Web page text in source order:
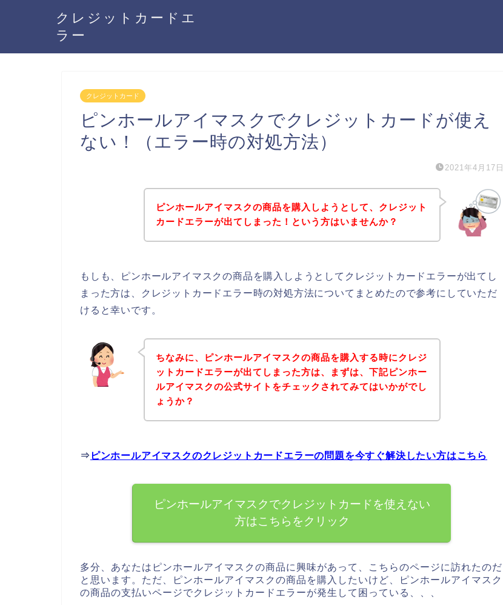
クレジットカードエ
ラー
クレジットカード
ピンホールアイマスクでクレジットカードが使え
ない！（エラー時の対処方法）
2021年4月17日
ピンホールアイマスクの商品を購入しようとして、クレジット
カードエラーが出てしまった！という方はいませんか？
もしも、ピンホールアイマスクの商品を購入しようとしてクレジットカードエラーが出てし
まった方は、クレジットカードエラー時の対処方法についてまとめたので参考にしていただ
けると幸いです。
ちなみに、ピンホールアイマスクの商品を購入する時にクレジ
ットカードエラーが出てしまった方は、まずは、下記ピンホー
ルアイマスクの公式サイトをチェックされてみてはいかがでし
ょうか？
⇒ ピンホールアイマスクのクレジットカードエラーの問題を今すぐ解決したい方はこちら
ピンホールアイマスクでクレジットカードを使えない
方はこちらをクリック
多分、あなたはピンホールアイマスクの商品に興味があって、こちらのページに訪れたのだ
と思います。ただ、ピンホールアイマスクの商品を購入したいけど、ピンホールアイマスク
の商品の支払いページでクレジットカードエラーが発生して困っている、、、